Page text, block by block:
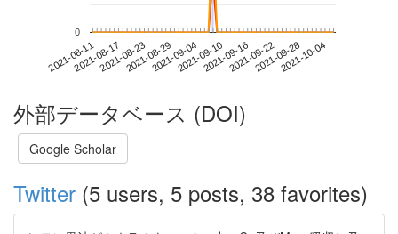
2021-08-112021-08-172021-08-232021-08-292021-09-042021-09-102021-09-162021-09-222021-09-282021-10-04
0
外部データベース (DOI)
Google Scholar
Twitter (5 users, 5 posts, 38 favorites)